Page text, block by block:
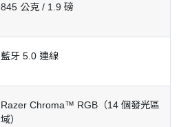
845 公克 / 1.9 磅
藍牙 5.0 連線
Razer Chroma™ RGB（14 個發光區
域）